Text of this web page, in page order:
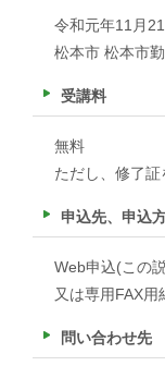
令和元年11月
松本市 松本市
受講料
無料
ただし、修了
申込先、申込
Web申込(この
又は専用FAX用
問い合わせ先